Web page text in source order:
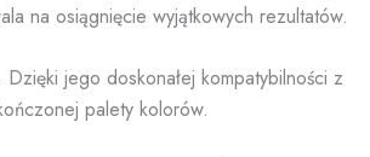
na osiągnięcie wyjątkowych rezultatów.
jego doskonałej kompatybilności z
palety kolorów.